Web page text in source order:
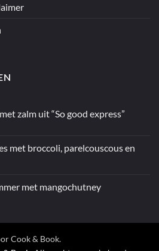
zalm uit “So good express”
met broccoli, parelcouscous en
met mangochutney
Cook & Book.